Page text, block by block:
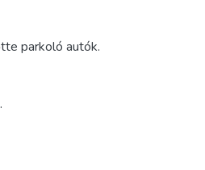
parkoló autók.